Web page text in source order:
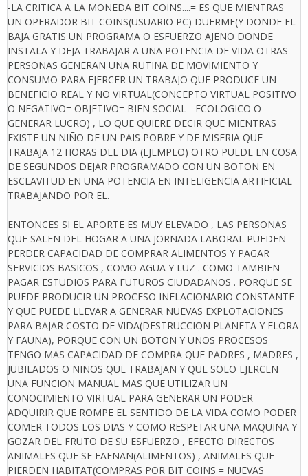
-LA CRITICA A LA MONEDA BIT COINS....= ES QUE MIENTRAS
UN OPERADOR BIT COINS(USUARIO PC) DUERME(Y DONDE EL
BAJA GRATIS UN PROGRAMA O ESFUERZO AJENO DONDE
INSTALA Y DEJA TRABAJAR A UNA POTENCIA DE VIDA OTRAS
PERSONAS GENERAN UNA RUTINA DE MOVIMIENTO Y
CONSUMO PARA EJERCER UN TRABAJO QUE PRODUCE UN
BENEFICIO REAL Y NO VIRTUAL(CONCEPTO VIRTUAL POSITIVO
O NEGATIVO= OBJETIVO= BIEN SOCIAL - ECOLOGICO O
GENERAR LUCRO) , LO QUE QUIERE DECIR QUE MIENTRAS
EXISTE UN NIÑO DE UN PAIS POBRE Y DE MISERIA QUE
TRABAJA 12 HORAS DEL DIA (EJEMPLO) OTRO PUEDE EN COSA
DE SEGUNDOS DEJAR PROGRAMADO CON UN BOTON EN
ESCLAVITUD EN UNA POTENCIA EN INTELIGENCIA ARTIFICIAL
TRABAJANDO POR EL.
ENTONCES SI EL APORTE ES MUY ELEVADO , LAS PERSONAS
QUE SALEN DEL HOGAR A UNA JORNADA LABORAL PUEDEN
PERDER CAPACIDAD DE COMPRAR ALIMENTOS Y PAGAR
SERVICIOS BASICOS , COMO AGUA Y LUZ . COMO TAMBIEN
PAGAR ESTUDIOS PARA FUTUROS CIUDADANOS . PORQUE SE
PUEDE PRODUCIR UN PROCESO INFLACIONARIO CONSTANTE
Y QUE PUEDE LLEVAR A GENERAR NUEVAS EXPLOTACIONES
PARA BAJAR COSTO DE VIDA(DESTRUCCION PLANETA Y FLORA
Y FAUNA), PORQUE CON UN BOTON Y UNOS PROCESOS
TENGO MAS CAPACIDAD DE COMPRA QUE PADRES , MADRES ,
JUBILADOS O NIÑOS QUE TRABAJAN Y QUE SOLO EJERCEN
UNA FUNCION MANUAL MAS QUE UTILIZAR UN
CONOCIMIENTO VIRTUAL PARA GENERAR UN PODER
ADQUIRIR QUE ROMPE EL SENTIDO DE LA VIDA COMO PODER
COMER TODOS LOS DIAS Y COMO RESPETAR UNA MAQUINA Y
GOZAR DEL FRUTO DE SU ESFUERZO , EFECTO DIRECTOS
ANIMALES QUE SE FAENAN(ALIMENTOS) , ANIMALES QUE
PIERDEN HABITAT(COMPRAS POR BIT COINS = NUEVAS